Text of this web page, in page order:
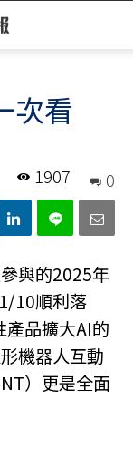
次看
0
1907
與的2025年
10順利落
產品擴大AI的
機器人互動
）更是全面